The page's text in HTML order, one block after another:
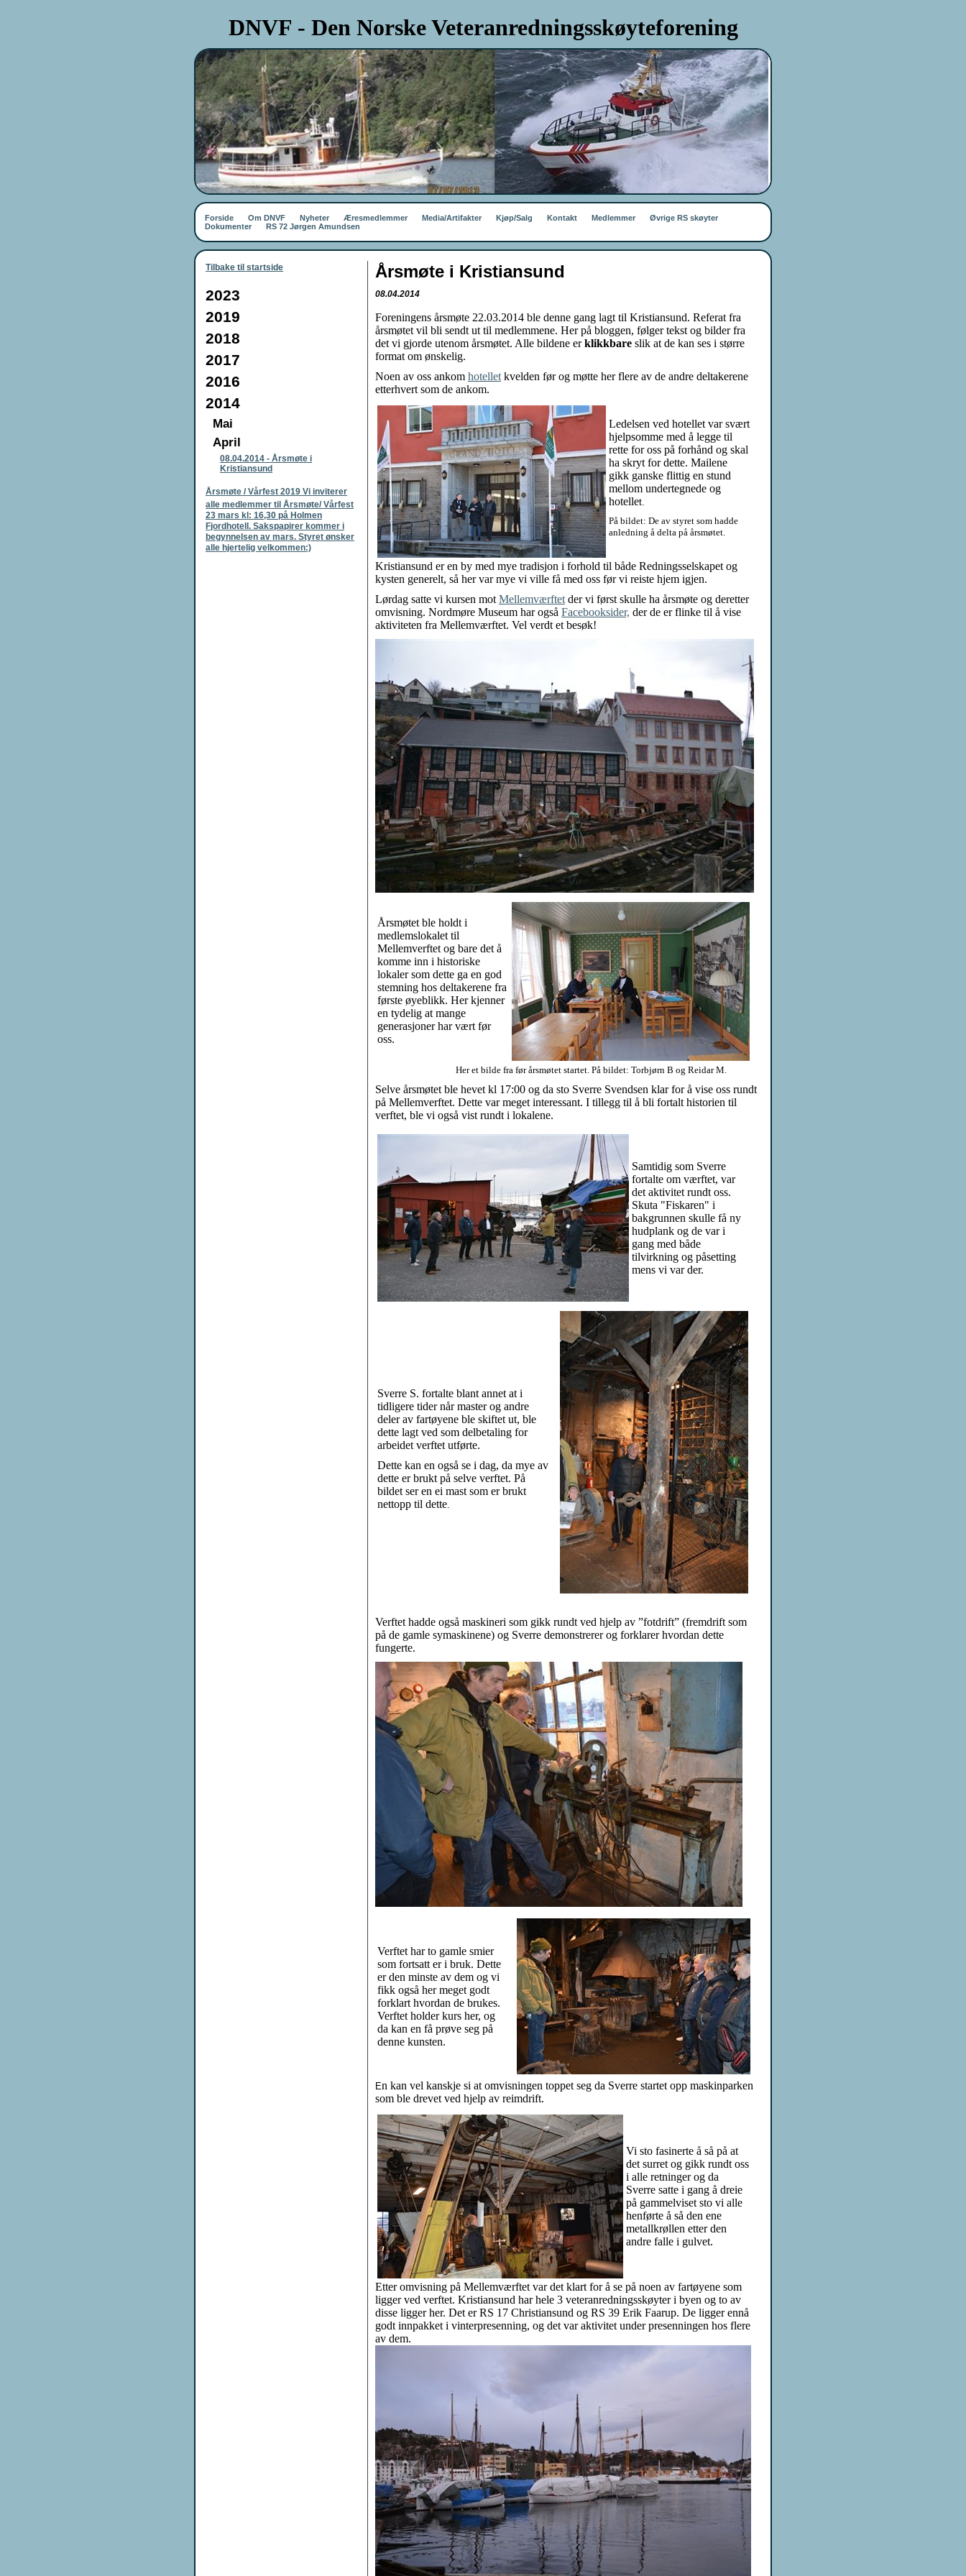
DNVF - Den Norske Veteranredningsskøyteforening
Forside Om DNVF Nyheter Æresmedlemmer Media/Artifakter Kjøp/Salg Kontakt Medlemmer
Øvrige RS skøyter
Dokumenter
RS 72 Jørgen Amundsen
Tilbake til startside
2023
2019
2018
2017
2016
2014
Mai
April
08.04.2014 - Årsmøte i
Kristiansund
Årsmøte / Vårfest 2019 Vi inviterer
alle medlemmer til Årsmøte/ Vårfest
23 mars kl: 16,30 på Holmen
Fjordhotell. Sakspapirer kommer i
begynnelsen av mars. Styret ønsker
alle hjertelig velkommen:)
Årsmøte i Kristiansund
08.04.2014
Foreningens årsmøte 22.03.2014 ble denne gang lagt til Kristiansund. Referat fra
årsmøtet vil bli sendt ut til medlemmene. Her på bloggen, følger tekst og bilder fra
det vi gjorde utenom årsmøtet. Alle bildene erklikkbare slik at de kan ses i større
format om ønskelig.
Noen av oss ankom hotellet kvelden før og møtte her flere av de andre deltakerene
etterhvert som de ankom.
Ledelsen ved hotellet var svært
hjelpsomme med å legge til
rette for oss på forhånd og skal
ha skryt for dette. Mailene
gikk ganske flittig en stund
mellom undertegnede og
hotellet.
På bildet: De av styret som hadde
anledning å delta på årsmøtet.
Kristiansund er en by med mye tradisjon i forhold til både Redningsselskapet og
kysten generelt, så her var mye vi ville få med oss før vi reiste hjem igjen.
Lørdag satte vi kursen mot Mellemværftet der vi først skulle ha årsmøte og deretter
omvisning. Nordmøre Museum har også Facebooksider, der de er flinke til å vise
aktiviteten fra Mellemværftet. Vel verdt et besøk!
Årsmøtet ble holdt i
medlemslokalet til
Mellemverftet og bare det å
komme inn i historiske
lokaler som dette ga en god
stemning hos deltakerene fra
første øyeblikk. Her kjenner
en tydelig at mange
generasjoner har vært før
oss.
Her et bilde fra før årsmøtet startet. På bildet: Torbjørn B og Reidar M.
Selve årsmøtet ble hevet kl 17:00 og da sto Sverre Svendsen klar for å vise oss rundt
på Mellemverftet. Dette var meget interessant. I tillegg til å bli fortalt historien til
verftet, ble vi også vist rundt i lokalene.
Samtidig som Sverre
fortalte om værftet, var
det aktivitet rundt oss.
Skuta "Fiskaren" i
bakgrunnen skulle få ny
hudplank og de var i
gang med både
tilvirkning og påsetting
mens vi var der.
Sverre S. fortalte blant annet at i
tidligere tider når master og andre
deler av fartøyene ble skiftet ut, ble
dette lagt ved som delbetaling for
arbeidet verftet utførte.
Dette kan en også se i dag, da mye av
dette er brukt på selve verftet. På
bildet ser en ei mast som er brukt
nettopp til dette.
Verftet hadde også maskineri som gikk rundt ved hjelp av ”fotdrift” (fremdrift som
på de gamle symaskinene) og Sverre demonstrerer og forklarer hvordan dette
fungerte.
Verftet har to gamle smier
som fortsatt er i bruk. Dette
er den minste av dem og vi
fikk også her meget godt
forklart hvordan de brukes.
Verftet holder kurs her, og
da kan en få prøve seg på
denne kunsten.
En kan vel kanskje si at omvisningen toppet seg da Sverre startet opp maskinparken
som ble drevet ved hjelp av reimdrift.
Vi sto fasinerte å så på at
det surret og gikk rundt oss
i alle retninger og da
Sverre satte i gang å dreie
på gammelviset sto vi alle
henførte å så den ene
metallkrøllen etter den
andre falle i gulvet.
Etter omvisning på Mellemværftet var det klart for å se på noen av fartøyene som
ligger ved verftet. Kristiansund har hele 3 veteranredningsskøyter i byen og to av
disse ligger her. Det er RS 17 Christiansund og RS 39 Erik Faarup. De ligger ennå
godt innpakket i vinterpresenning, og det var aktivitet under presenningen hos flere
av dem.